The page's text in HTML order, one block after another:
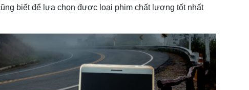
biết để lựa chọn được loại phim chất lượng tốt nhất